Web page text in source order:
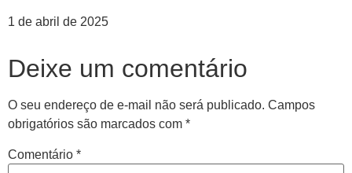
1 de abril de 2025
Deixe um comentário
O seu endereço de e-mail não será publicado. Campos
obrigatórios são marcados com *
Comentário *